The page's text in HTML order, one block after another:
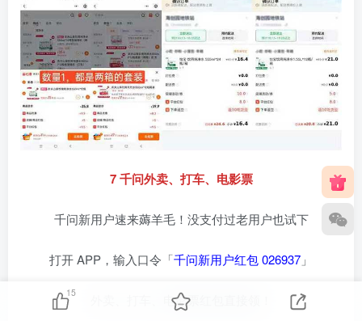
7 千问外卖、打车、电影票
千问新用户速来薅羊毛！没支付过老用户也试下
打开 APP，输入口令「千问新用户红包 026937 」
外卖、打车、电影票红包直接领！
15